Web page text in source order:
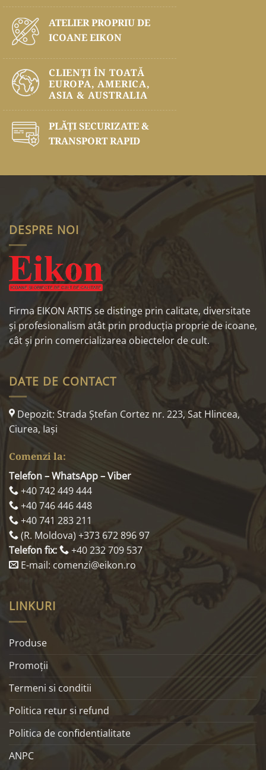
ATELIER PROPRIU DE
ICOANE EIKON
CLIENȚI ÎN TOATĂ
EUROPA, AMERICA,
ASIA & AUSTRALIA
PLĂŢI SECURIZATE &
TRANSPORT RAPID
DESPRE NOI
Firma EIKON ARTIS se distinge prin calitate, diversitate
și profesionalism atât prin producția proprie de icoane,
cât și prin comercializarea obiectelor de cult.
DATE DE CONTACT
Depozit: Strada Ştefan Cortez nr. 223, Sat Hlincea,
Ciurea, Iaşi
Comenzi la:
Telefon – WhatsApp – Viber
+40 742 449 444
+40 746 446 448
+40 741 283 211
(R. Moldova) +373 672 896 97
Telefon fix:
+40 232 709 537
E-mail: comenzi@eikon.ro
LINKURI
Produse
Promoţii
Termeni si conditii
Politica retur si refund
Politica de confidentialitate
ANPC